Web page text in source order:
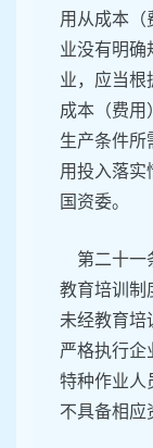
用从成本（
业没有明确
业，应当根
成本（费用
生产条件所
用投入落实
国资委。
第二十一
教育培训制
未经教育培
严格执行企
特种作业人
不具备相应